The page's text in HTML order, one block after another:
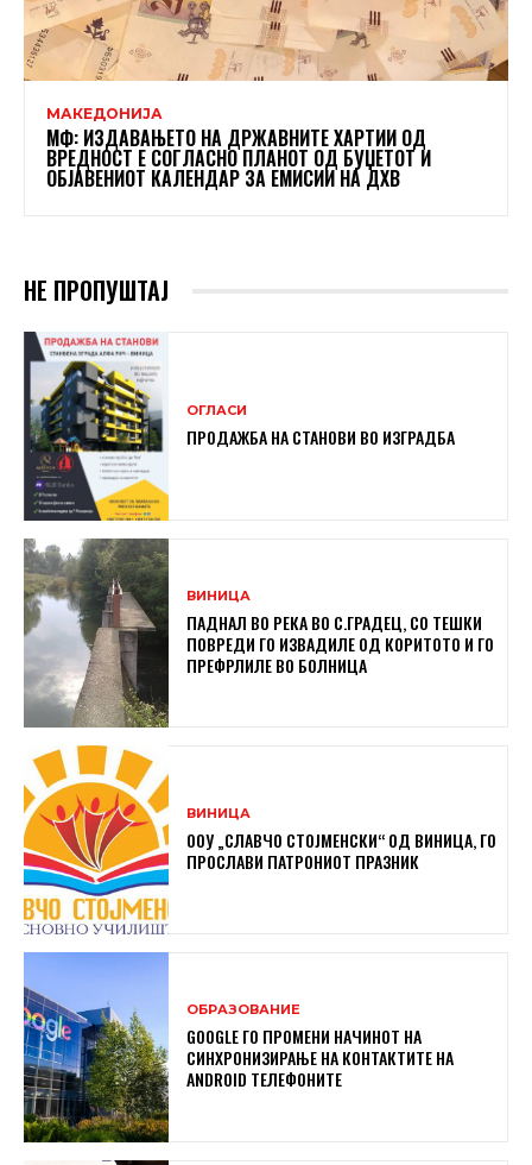
МАКЕДОНИЈА
МФ: ИЗДАВАЊЕТО НА ДРЖАВНИТЕ ХАРТИИ ОД
ВРЕДНОСТ Е СОГЛАСНО ПЛАНОТ ОД БУЏЕТОТ И
ОБЈАВЕНИОТ КАЛЕНДАР ЗА ЕМИСИИ НА ДХВ
НЕ ПРОПУШТАЈ
ОГЛАСИ
ПРОДАЖБА НА СТАНОВИ ВО ИЗГРАДБА
ВИНИЦА
ПАДНАЛ ВО РЕКА ВО С.ГРАДЕЦ, СО ТЕШКИ
ПОВРЕДИ ГО ИЗВАДИЛЕ ОД КОРИТОТО И ГО
ПРЕФРЛИЛЕ ВО БОЛНИЦА
ВИНИЦА
ООУ „СЛАВЧО СТОЈМЕНСКИ“ ОД ВИНИЦА, ГО
ПРОСЛАВИ ПАТРОНИОТ ПРАЗНИК
ОБРАЗОВАНИЕ
GOOGLE ГО ПРОМЕНИ НАЧИНОТ НА
СИНХРОНИЗИРАЊЕ НА КОНТАКТИТЕ НА
ANDROID ТЕЛЕФОНИТЕ